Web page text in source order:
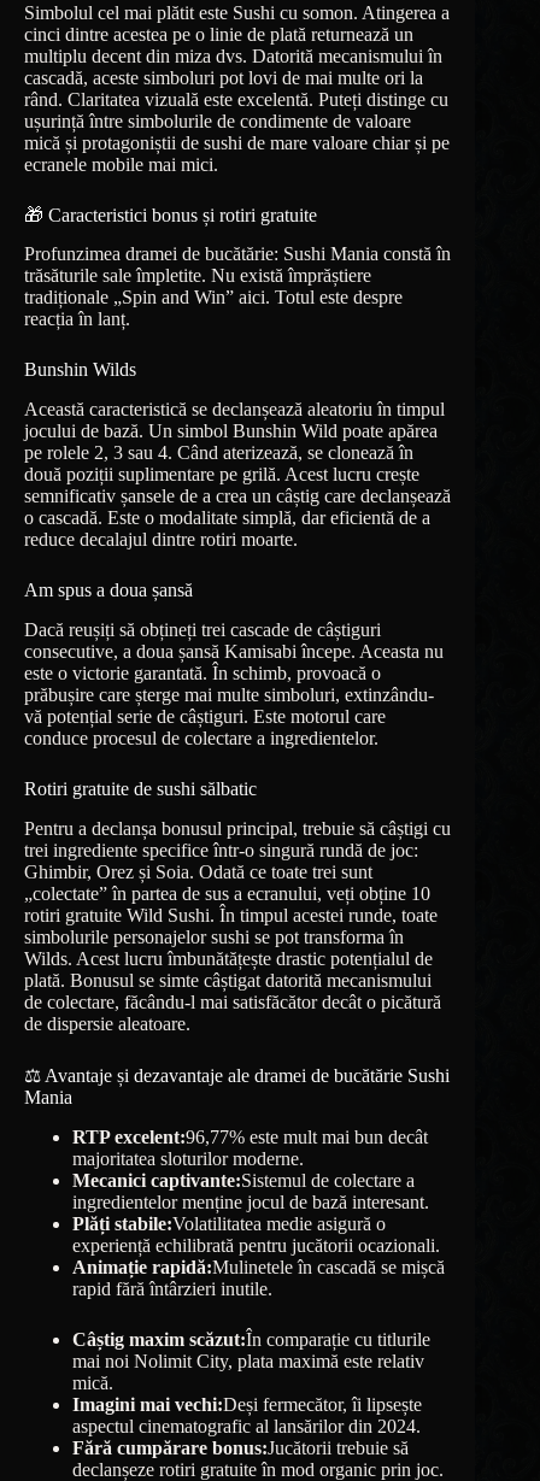
Simbolul cel mai plătit este Sushi cu somon. Atingerea a
cinci dintre acestea pe o linie de plată returnează un
multiplu decent din miza dvs. Datorită mecanismului în
cascadă, aceste simboluri pot lovi de mai multe ori la
rând. Claritatea vizuală este excelentă. Puteți distinge cu
ușurință între simbolurile de condimente de valoare
mică și protagoniștii de sushi de mare valoare chiar și pe
ecranele mobile mai mici.
🎁 Caracteristici bonus și rotiri gratuite
Profunzimea dramei de bucătărie: Sushi Mania constă în
trăsăturile sale împletite. Nu există împrăștiere
tradiționale „Spin and Win” aici. Totul este despre
reacția în lanț.
Bunshin Wilds
Această caracteristică se declanșează aleatoriu în timpul
jocului de bază. Un simbol Bunshin Wild poate apărea
pe rolele 2, 3 sau 4. Când aterizează, se clonează în
două poziții suplimentare pe grilă. Acest lucru crește
semnificativ șansele de a crea un câștig care declanșează
o cascadă. Este o modalitate simplă, dar eficientă de a
reduce decalajul dintre rotiri moarte.
Am spus a doua șansă
Dacă reușiți să obțineți trei cascade de câștiguri
consecutive, a doua șansă Kamisabi începe. Aceasta nu
este o victorie garantată. În schimb, provoacă o
prăbușire care șterge mai multe simboluri, extinzându-
vă potențial serie de câștiguri. Este motorul care
conduce procesul de colectare a ingredientelor.
Rotiri gratuite de sushi sălbatic
Pentru a declanșa bonusul principal, trebuie să câștigi cu
trei ingrediente specifice într-o singură rundă de joc:
Ghimbir, Orez și Soia. Odată ce toate trei sunt
„colectate” în partea de sus a ecranului, veți obține 10
rotiri gratuite Wild Sushi. În timpul acestei runde, toate
simbolurile personajelor sushi se pot transforma în
Wilds. Acest lucru îmbunătățește drastic potențialul de
plată. Bonusul se simte câștigat datorită mecanismului
de colectare, făcându-l mai satisfăcător decât o picătură
de dispersie aleatoare.
⚖️ Avantaje și dezavantaje ale dramei de bucătărie Sushi
Mania
RTP excelent:96,77% este mult mai bun decât
majoritatea sloturilor moderne.
Mecanici captivante:Sistemul de colectare a
ingredientelor menține jocul de bază interesant.
Plăți stabile:Volatilitatea medie asigură o
experiență echilibrată pentru jucătorii ocazionali.
Animație rapidă:Mulinetele în cascadă se mișcă
rapid fără întârzieri inutile.
Câștig maxim scăzut:În comparație cu titlurile
mai noi Nolimit City, plata maximă este relativ
mică.
Imagini mai vechi:Deși fermecător, îi lipsește
aspectul cinematografic al lansărilor din 2024.
Fără cumpărare bonus:Jucătorii trebuie să
declanșeze rotiri gratuite în mod organic prin joc.